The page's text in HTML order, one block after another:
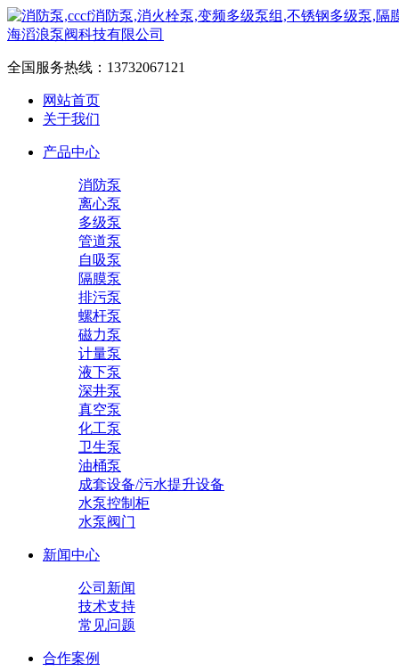
全国服务热线： 13732067121
网站首页
关于我们
产品中心
消防泵
离心泵
多级泵
管道泵
自吸泵
隔膜泵
排污泵
螺杆泵
磁力泵
计量泵
液下泵
深井泵
真空泵
化工泵
卫生泵
油桶泵
成套设备/污水提升设备
水泵控制柜
水泵阀门
新闻中心
公司新闻
技术支持
常见问题
合作案例